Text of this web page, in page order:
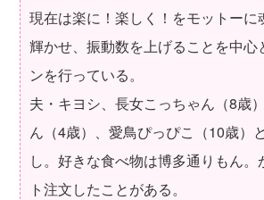
現在は楽に！楽しく！をモットーに
輝かせ、振動数を上げることを中心
ンを行っている。
夫・キヨシ、長女こっちゃん（8歳
ん（4歳）、愛鳥ぴっぴこ（10歳）
し。好きな食べ物は博多通りもん。
ト注文したことがある。